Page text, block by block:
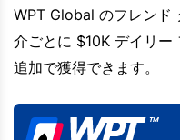
WPT Global のフレンド
介ごとに $10K デイリー
追加で獲得できます。